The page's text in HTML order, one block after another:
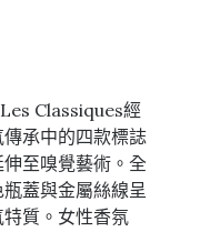
Classiques經
承中的四款標誌
至嗅覺藝術。全
蓋與金屬絲線呈
質。女性香氛